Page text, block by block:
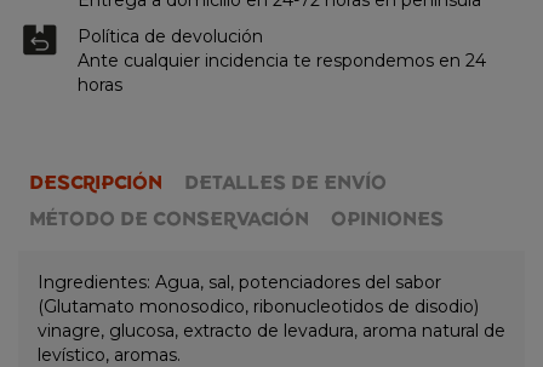
Política de devolución
Ante cualquier incidencia te respondemos en 24
horas
DESCRIPCIÓN
DETALLES DE ENVÍO
MÉTODO DE CONSERVACIÓN
OPINIONES
Ingredientes: Agua, sal, potenciadores del sabor
(Glutamato monosodico, ribonucleotidos de disodio)
vinagre, glucosa, extracto de levadura, aroma natural de
levístico, aromas.